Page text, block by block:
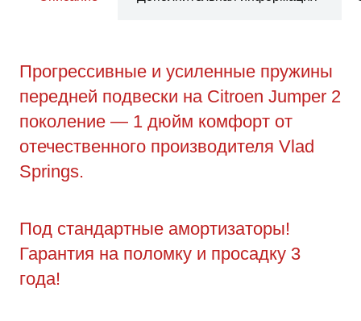
Прогрессивные и усиленные пружины
передней подвески на Citroen Jumper 2
поколение — 1 дюйм комфорт от
отечественного производителя Vlad
Springs.
Под стандартные амортизаторы!
Гарантия на поломку и просадку 3
года!